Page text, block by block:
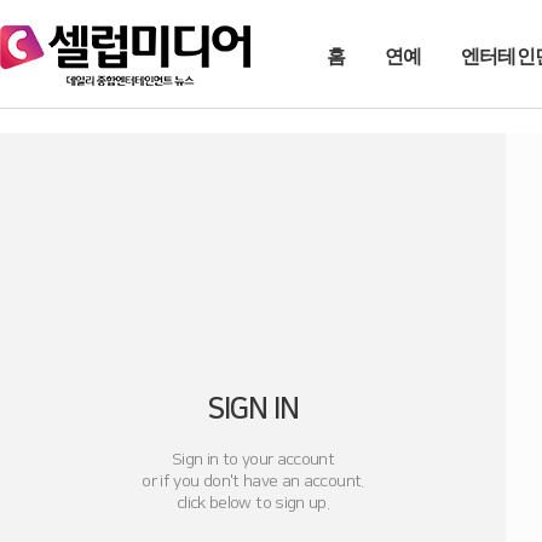
홈 연예 엔터테인
SIGN IN
Sign in to your account
or if you don't have an account.
click below to sign up.